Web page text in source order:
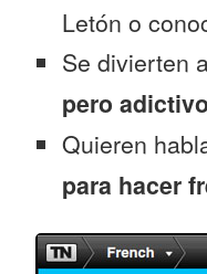
Letón o
Se divierten
pero
Quieren
para hacer